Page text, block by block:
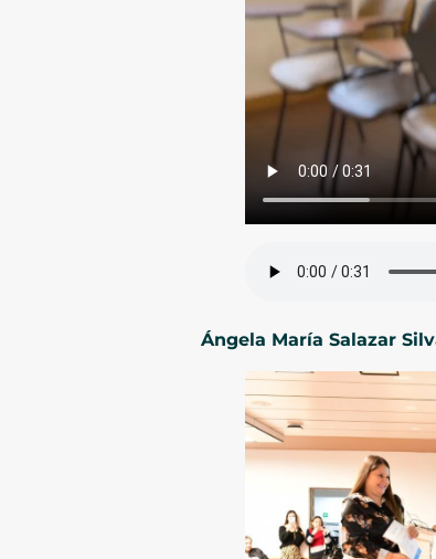
Ángela María Salazar